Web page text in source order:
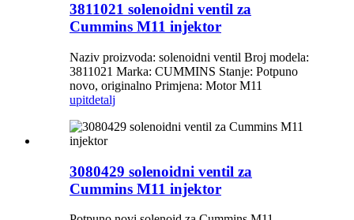
3811021 solenoidni ventil za
Cummins M11 injektor
Naziv proizvoda: solenoidni ventil Broj modela:
3811021 Marka: CUMMINS Stanje: Potpuno
novo, originalno Primjena: Motor M11
upitdetalj
3080429 solenoidni ventil za
Cummins M11 injektor